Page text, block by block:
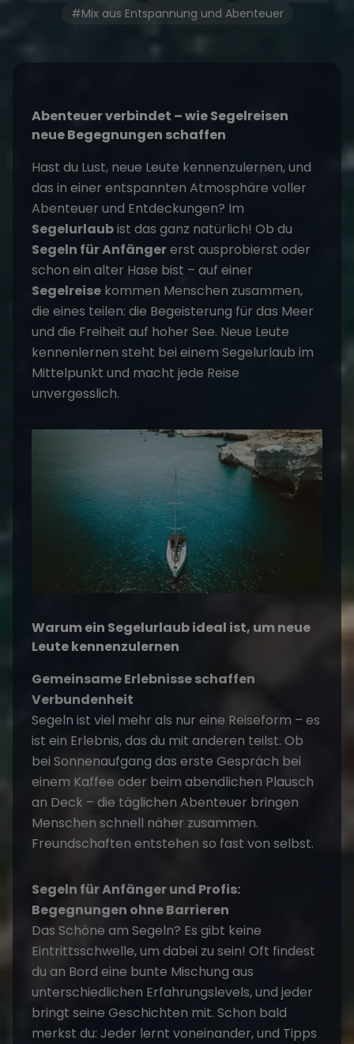
#Mix aus Entspannung und Abenteuer
Abenteuer verbindet – wie Segelreisen
neue Begegnungen schaffen
Hast du Lust, neue Leute kennenzulernen, und
das in einer entspannten Atmosphäre voller
Abenteuer und Entdeckungen? Im
Segelurlaubist das ganz natürlich! Ob du
Segeln für Anfängererst ausprobierst oder
schon ein alter Hase bist – auf einer
Segelreise kommen Menschen zusammen,
die eines teilen: die Begeisterung für das Meer
und die Freiheit auf hoher See. Neue Leute
kennenlernen steht bei einem Segelurlaub im
Mittelpunkt und macht jede Reise
unvergesslich.
Warum ein Segelurlaub ideal ist, um neue
Leute kennenzulernen
Gemeinsame Erlebnisse schaffen
Verbundenheit
Segeln ist viel mehr als nur eine Reiseform – es
ist ein Erlebnis, das du mit anderen teilst. Ob
bei Sonnenaufgang das erste Gespräch bei
einem Kaffee oder beim abendlichen Plausch
an Deck – die täglichen Abenteuer bringen
Menschen schnell näher zusammen.
Freundschaften entstehen so fast von selbst.
Segeln für Anfänger und Profis:
Begegnungen ohne Barrieren
Das Schöne am Segeln? Es gibt keine
Eintrittsschwelle, um dabei zu sein! Oft findest
du an Bord eine bunte Mischung aus
unterschiedlichen Erfahrungslevels, und jeder
bringt seine Geschichten mit. Schon bald
merkst du: Jeder lernt voneinander, und Tipps